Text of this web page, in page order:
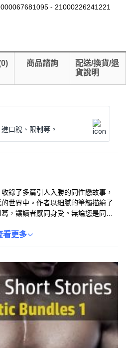
- 21000226241221
0) 商品諮詢
配送/換貨/退
貨說明
口稅、限制等。
錄了多篇引人入勝的同性戀故事，
世界中。作者以細膩的筆觸描繪了
，讓讀者感同身受。無論您是同性
您可以更深入地了解同性戀群體的
看更多